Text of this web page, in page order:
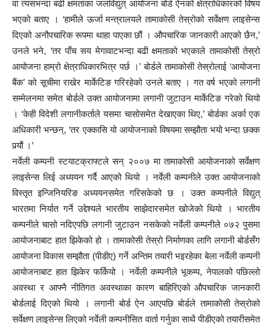
वा त्यसभन्दा बढी क्षमताका जलविद्युत् आयोजना बोर्ड ऐनको क्षेत्राधिकारको विषय
भएको बताए । ‘हामीले ऊर्जा मन्त्रालयले तामाकोसी तेस्रोको सर्वेक्षण लाइसेन्स
दिएको अनौपचारिक रूपमा थाहा पाएका छौं । औपचारिक जानकारी आएको छैन,’
उनले भने, ‘तर पाँच सय मेगावाटभन्दा बढी क्षमताको भएकाले तामाकोसी तेस्रो
आयोजना हाम्रो क्षेत्राधिकारभित्र पर्छ ।’ बोर्डले तामाकोसी तेस्रोलाई ‘आयोजना
बैंक’ को सूचीमा राखेर मार्केटिङ गरिरहेको उनले बताए । गत वर्ष भएको लगानी
सम्मेलनमा समेत बोर्डले उक्त आयोजनामा लगानी जुटाउन मार्केटिङ गरेको थियो
। ‘केही विदेशी लगानीकर्ताले यसमा चासोसमेत देखाएका थिए,’ बोर्डका अर्का एक
अधिकारी भन्छन्, ‘तर एक्कासि यो आयोजनाको विषयमा सम्झौता भयो भन्दा छक्क
पर्‍यौं ।’
नर्वेली कम्पनी स्टयाटक्राफ्टले सन् २००७ मा तामाकोसी आयोजनाको सर्वेक्षण
लाइसेन्स लिई अध्ययन गर्दै आएको थियो । नर्वेली कम्पनीले उक्त आयोजनाको
विस्तृत इन्जिनियरिङ अध्ययनसमेत गरिसकेको छ । उक्त कम्पनीले विद्युत्
भारतमा निर्यात गर्ने उद्देश्यले भारतीय साझेदारसमेत खोजेको थियो । भारतीय
कम्पनीले चासो नदिएपछि लगानी जुटाउन नसकेको नर्वेली कम्पनीले ०७२ पुसमा
आयोजनाबाट हात झिकेको हो । तामाकोसी तेस्रो निर्माणका लागि लगानी बोर्डसँग
आयोजना विकास सम्झौता (पीडीए) गर्ने अन्तिम तयारी भइरहेका बेला नर्वेली कम्पनी
आयोजनाबाट हात झिकेर फर्कियो । नर्वेली कम्पनीले भूकम्प, नेपालको पछिल्लो
अवस्था र आफ्नै नीतिगत अवस्थाका कारण बाहिरिएको औपचारिक जानकारी
बोर्डलाई दिएको थियो । लगानी बोर्ड ऐन आएपछि बोर्डले तामाकोसी तेस्रोको
सर्वेक्षण लाइसेन्स लिएको नर्वेली कम्पनीसित वार्ता गर्नुका साथै पीडीएको तयारीसमेत